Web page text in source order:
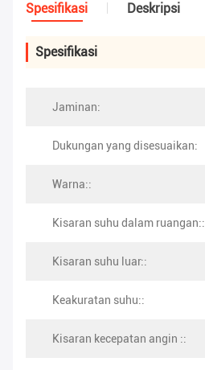
Spesifikasi Deskripsi
Spesifikasi
Jaminan:
Dukungan yang disesuaikan:
Warna::
Kisaran suhu dalam ruangan::
Kisaran suhu luar::
Keakuratan suhu::
Kisaran kecepatan angin ::